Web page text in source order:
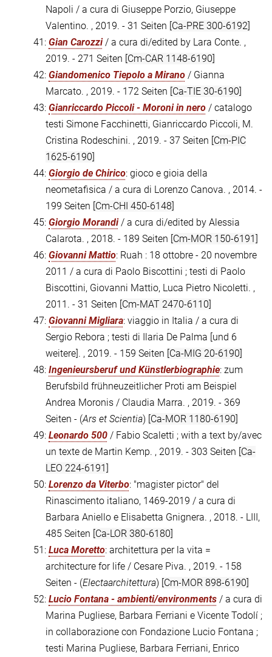
Napoli / a cura di Giuseppe Porzio, Giuseppe
Valentino. , 2019. - 31 Seiten [Ca-PRE 300-6192]
41: Gian Carozzi/ a cura di/edited by Lara Conte. ,
2019. - 271 Seiten [Cm-CAR 1148-6190]
42: Giandomenico Tiepolo a Mirano / Gianna
Marcato. , 2019. - 172 Seiten [Ca-TIE 30-6190]
43: Gianriccardo Piccoli - Moroni in nero / catalogo
testi Simone Facchinetti, Gianriccardo Piccoli, M.
Cristina Rodeschini. , 2019. - 37 Seiten [Cm-PIC
1625-6190]
44: Giorgio de Chirico: gioco e gioia della
neometafisica / a cura di Lorenzo Canova. , 2014. -
199 Seiten [Cm-CHI 450-6148]
45: Giorgio Morandi/ a cura di/edited by Alessia
Calarota. , 2018. - 189 Seiten [Cm-MOR 150-6191]
46: Giovanni Mattio: Ruah : 18 ottobre - 20 novembre
2011 / a cura di Paolo Biscottini ; testi di Paolo
Biscottini, Giovanni Mattio, Luca Pietro Nicoletti. ,
2011. - 31 Seiten [Cm-MAT 2470-6110]
47: Giovanni Migliara: viaggio in Italia / a cura di
Sergio Rebora ; testi di Ilaria De Palma [und 6
weitere]. , 2019. - 159 Seiten [Ca-MIG 20-6190]
48: Ingenieursberuf und Künstlerbiographie: zum
Berufsbild frühneuzeitlicher Proti am Beispiel
Andrea Moronis / Claudia Marra. , 2019. - 369
Seiten - (Ars et Scientia) [Ca-MOR 1180-6190]
49: Leonardo 500 / Fabio Scaletti ; with a text by/avec
un texte de Martin Kemp. , 2019. - 303 Seiten [Ca-
LEO 224-6191]
50: Lorenzo da Viterbo: "magister pictor" del
Rinascimento italiano, 1469-2019 / a cura di
Barbara Aniello e Elisabetta Gnignera. , 2018. - LIII,
485 Seiten [Ca-LOR 380-6180]
51: Luca Moretto: architettura per la vita =
architecture for life / Cesare Piva. , 2019. - 158
Seiten - (Electaarchitettura) [Cm-MOR 898-6190]
52: Lucio Fontana - ambienti/environments / a cura di
Marina Pugliese, Barbara Ferriani e Vicente Todolí ;
in collaborazione con Fondazione Lucio Fontana ;
testi Marina Pugliese, Barbara Ferriani, Enrico